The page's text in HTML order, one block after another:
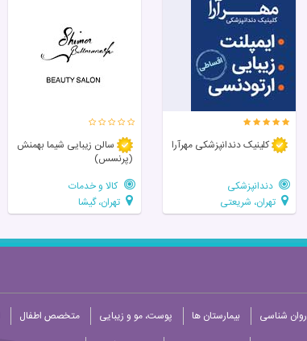
کلینیک دندانپزشکی مهرآرا
دندانپزشکی
تهران، شریعتی
سالن زيبايی شیما بهمنش
(پرنسس)
کالا و خدمات
تهران، گیشا
روان شناسی بیمارستان ها پوست، مو و زیبایی متخصص اطفال